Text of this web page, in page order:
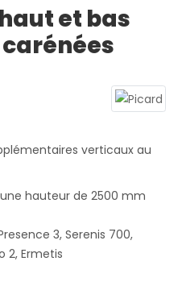
et bas
verticaux au
hauteur de 2500 mm
3, Serenis 700,
2, Ermetis